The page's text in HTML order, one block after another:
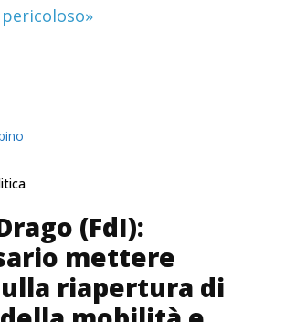
(FdI):
mettere
riapertura di